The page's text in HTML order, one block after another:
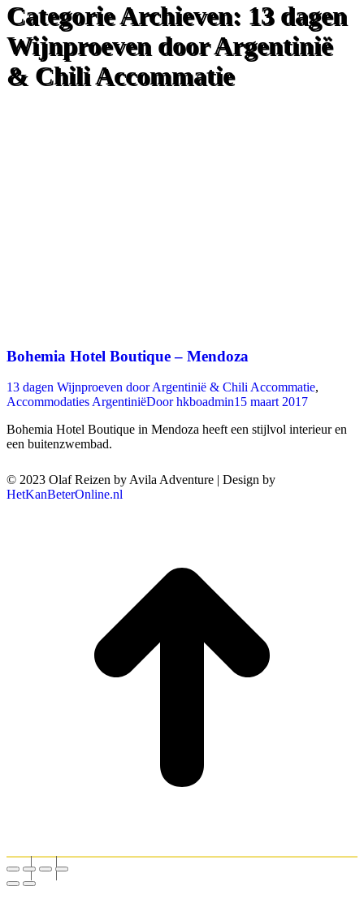
Categorie Archieven: 13 dagen
Wijnproeven door Argentinië
& Chili Accommatie
Bohemia Hotel Boutique – Mendoza
13 dagen Wijnproeven door Argentinië & Chili Accommatie,
Accommodaties ArgentiniëDoorhkboadmin15 maart 2017
Bohemia Hotel Boutique in Mendoza heeft een stijlvol interieur en
een buitenzwembad.
© 2023 Olaf Reizen by Avila Adventure | Design by
HetKanBeterOnline.nl